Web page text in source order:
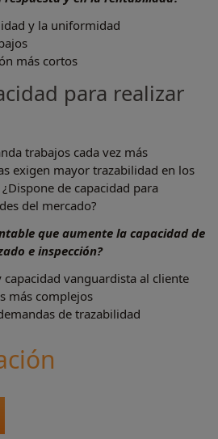
y la uniformidad
más cortos
para realizar
trabajos cada vez más
exigen mayor trazabilidad en los
de capacidad para
del mercado?
que aumente la capacidad de
e inspección?
vanguardista al cliente
más complejos
de trazabilidad